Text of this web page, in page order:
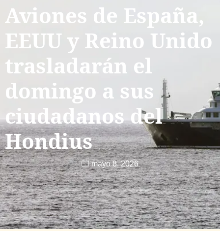
Aviones de España,
EEUU y Reino Unido
trasladarán el
domingo a sus
ciudadanos del
Hondius
mayo 8, 2026